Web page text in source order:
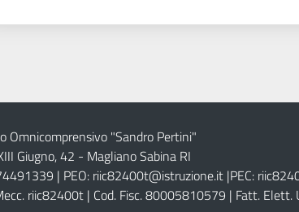
Omnicomprensivo "Sandro Pertini"
Giugno, 42 - Magliano Sabina RI
| PEO: riic82400t@istruzione.it |PEC:
riic82400t | Cod. Fisc. 80005810579 | Fatt. Elett.